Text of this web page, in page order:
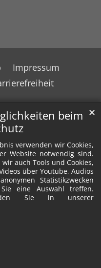
beim
verwenden wir Cookies,
Website notwendig sind.
auch Tools und Cookies,
über Youtube, Audios
Statistikzwecken
eine Auswahl treffen.
Sie in unserer
✕
Impressum